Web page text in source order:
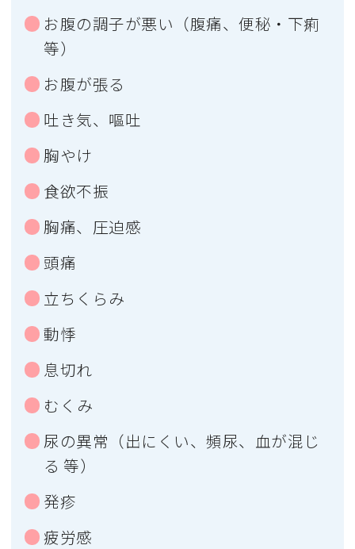
お腹の調子が悪い（腹痛、便秘・下痢
等）
お腹が張る
吐き気、嘔吐
胸やけ
食欲不振
胸痛、圧迫感
頭痛
立ちくらみ
動悸
息切れ
むくみ
尿の異常（出にくい、頻尿、血が混じ
る 等）
発疹
疲労感